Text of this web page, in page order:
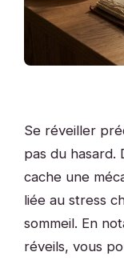
Se réveiller
pas du hasard.
cache une
liée au stress
sommeil. En
réveils, vous